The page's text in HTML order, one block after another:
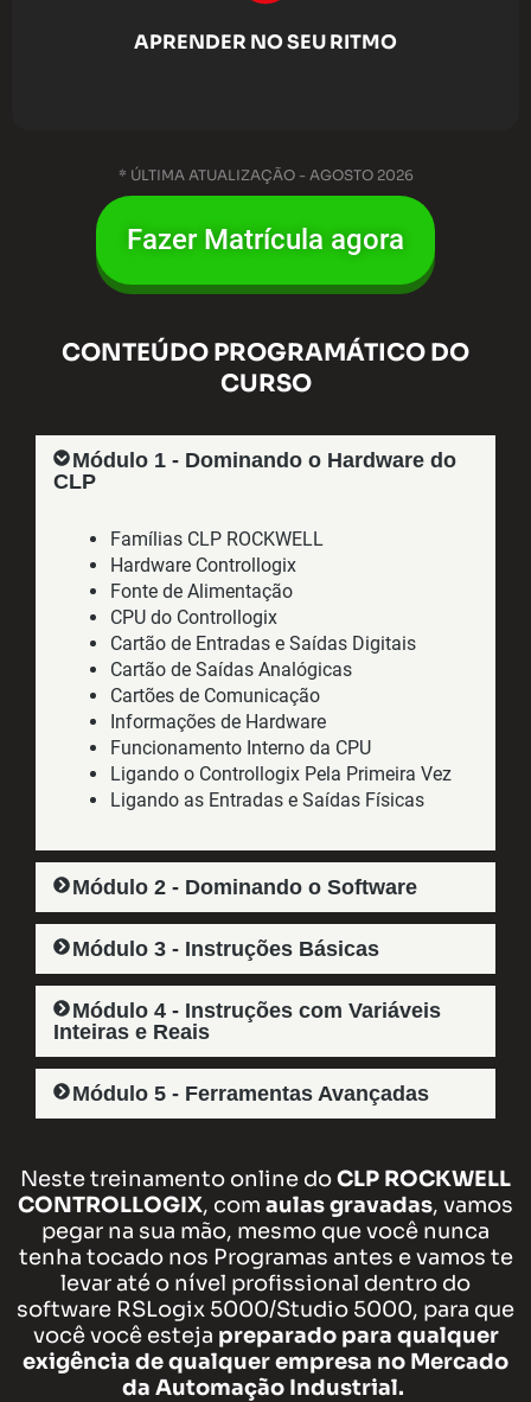
APRENDER NO SEU RITMO
* ÚLTIMA ATUALIZAÇÃO - AGOSTO 2026
Fazer Matrícula agora
CONTEÚDO PROGRAMÁTICO DO
CURSO
Módulo 1 - Dominando o Hardware do
CLP
Famílias CLP ROCKWELL
Hardware Controllogix
Fonte de Alimentação
CPU do Controllogix
Cartão de Entradas e Saídas Digitais
Cartão de Saídas Analógicas
Cartões de Comunicação
Informações de Hardware
Funcionamento Interno da CPU
Ligando o Controllogix Pela Primeira Vez
Ligando as Entradas e Saídas Físicas
Módulo 2 - Dominando o Software
Módulo 3 - Instruções Básicas
Módulo 4 - Instruções com Variáveis
Inteiras e Reais
Módulo 5 - Ferramentas Avançadas
Neste treinamento online doCLP ROCKWELL
CONTROLLOGIX, com aulas gravadas, vamos
pegar na sua mão, mesmo que você nunca
tenha tocado nos Programas antes e vamos te
levar até o nível profissional dentro do
software RSLogix 5000/Studio 5000, para que
você você esteja preparado para qualquer
exigência de qualquer empresa no Mercado
da Automação Industrial.